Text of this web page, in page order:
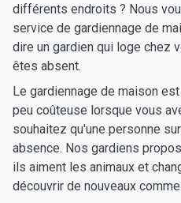
différents endroits ? Nous
service de gardiennage de
dire un gardien qui loge chez
êtes absent.
Le gardiennage de maison
peu coûteuse lorsque vous
souhaitez qu'une personne
absence. Nos gardiens
ils aiment les animaux et
découvrir de nouveaux